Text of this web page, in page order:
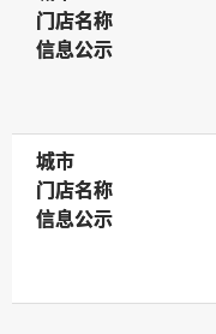
门店名称
门店名称
信息公示
信息公示
城市
城市
门店名称
门店名称
信息公示
信息公示